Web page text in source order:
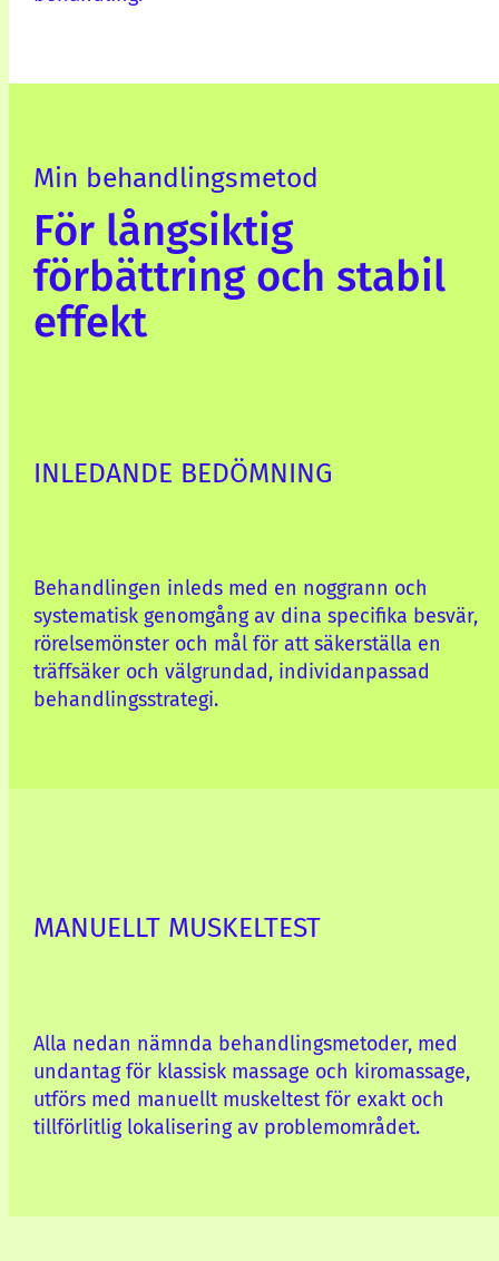
Min behandlingsmetod
För långsiktig
förbättring och stabil
effekt
INLEDANDE BEDÖMNING
Behandlingen inleds med en noggrann och
systematisk genomgång av dina specifika besvär,
rörelsemönster och mål för att säkerställa en
träffsäker och välgrundad, individanpassad
behandlingsstrategi.
MANUELLT MUSKELTEST
Alla nedan nämnda behandlingsmetoder, med
undantag för klassisk massage och kiromassage,
utförs med manuellt muskeltest för exakt och
tillförlitlig lokalisering av problemområdet.